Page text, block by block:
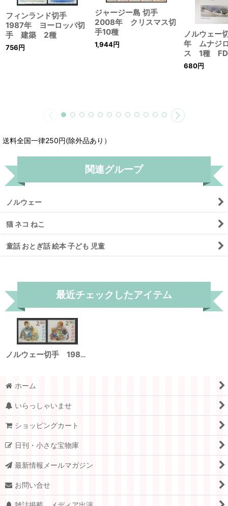
フィンランド切手
1987年 ヨーロッパ切
手 建築 2種
756円
ジャージー島 切手
2008年 クリスマス切
手10種
1,944円
ノルウェ
年 ムナジ
ス 1種
680円
送料全国一律250円(除外品あり）
関連グループ
ノルウェー
猫 ネコ ねこ
童話 おとぎ話 絵本 子ども 児童
最近チェックしたアイテム
ノルウェー切手 1987年 クリスマス ネコ 犬 ペット 子供 2種
ホーム
いらっしゃいませ
ショッピングカート
日刊・小さな宝物庫
最新情報メールマガジン
お問い合せ